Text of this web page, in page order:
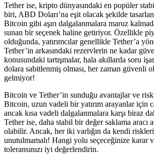
Tether ise, kripto dünyasındaki en popüler
biri, ABD Doları’na eşit olacak şekilde
Bitcoin gibi aşırı dalgalanmalara maruz
sunan bir seçenek haline getiriyor. Özellikle
olduğunda, yatırımcılar genellikle Tether’a
Tether’in arkasındaki rezervlerin ne kadar
konusundaki tartışmalar, hala akıllarda soru
dolara sabitlenmiş olması, her zaman güvenli
gelmiyor!
Bitcoin ve Tether’in sunduğu avantajlar ve
Bitcoin, uzun vadeli bir yatırım arayanlar için
ancak kısa vadeli dalgalanmalara karşı biraz
Tether ise, daha stabil bir değer saklama aracı
olabilir. Ancak, her iki varlığın da kendi
unutulmamalı! Hangi yolu seçeceğinize karar
toleransınızı iyi değerlendirin.